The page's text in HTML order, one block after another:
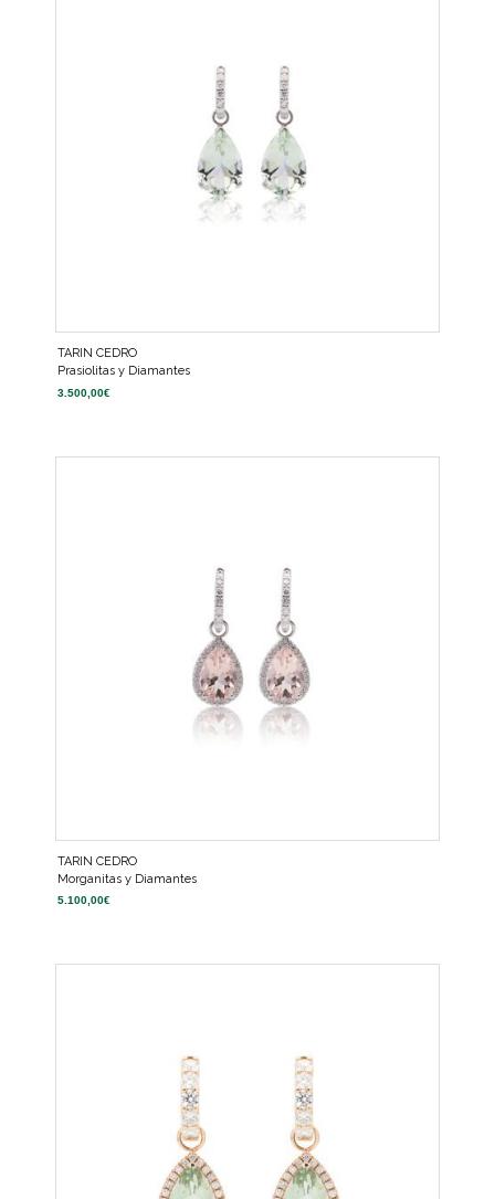
TARIN CEDRO
Prasiolitas y Diamantes
3.500,00€
TARIN CEDRO
Morganitas y Diamantes
5.100,00€